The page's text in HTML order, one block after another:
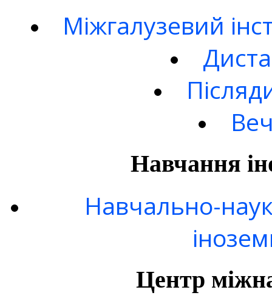
Міжгалузевий
Навчання
Навчально-
Центр